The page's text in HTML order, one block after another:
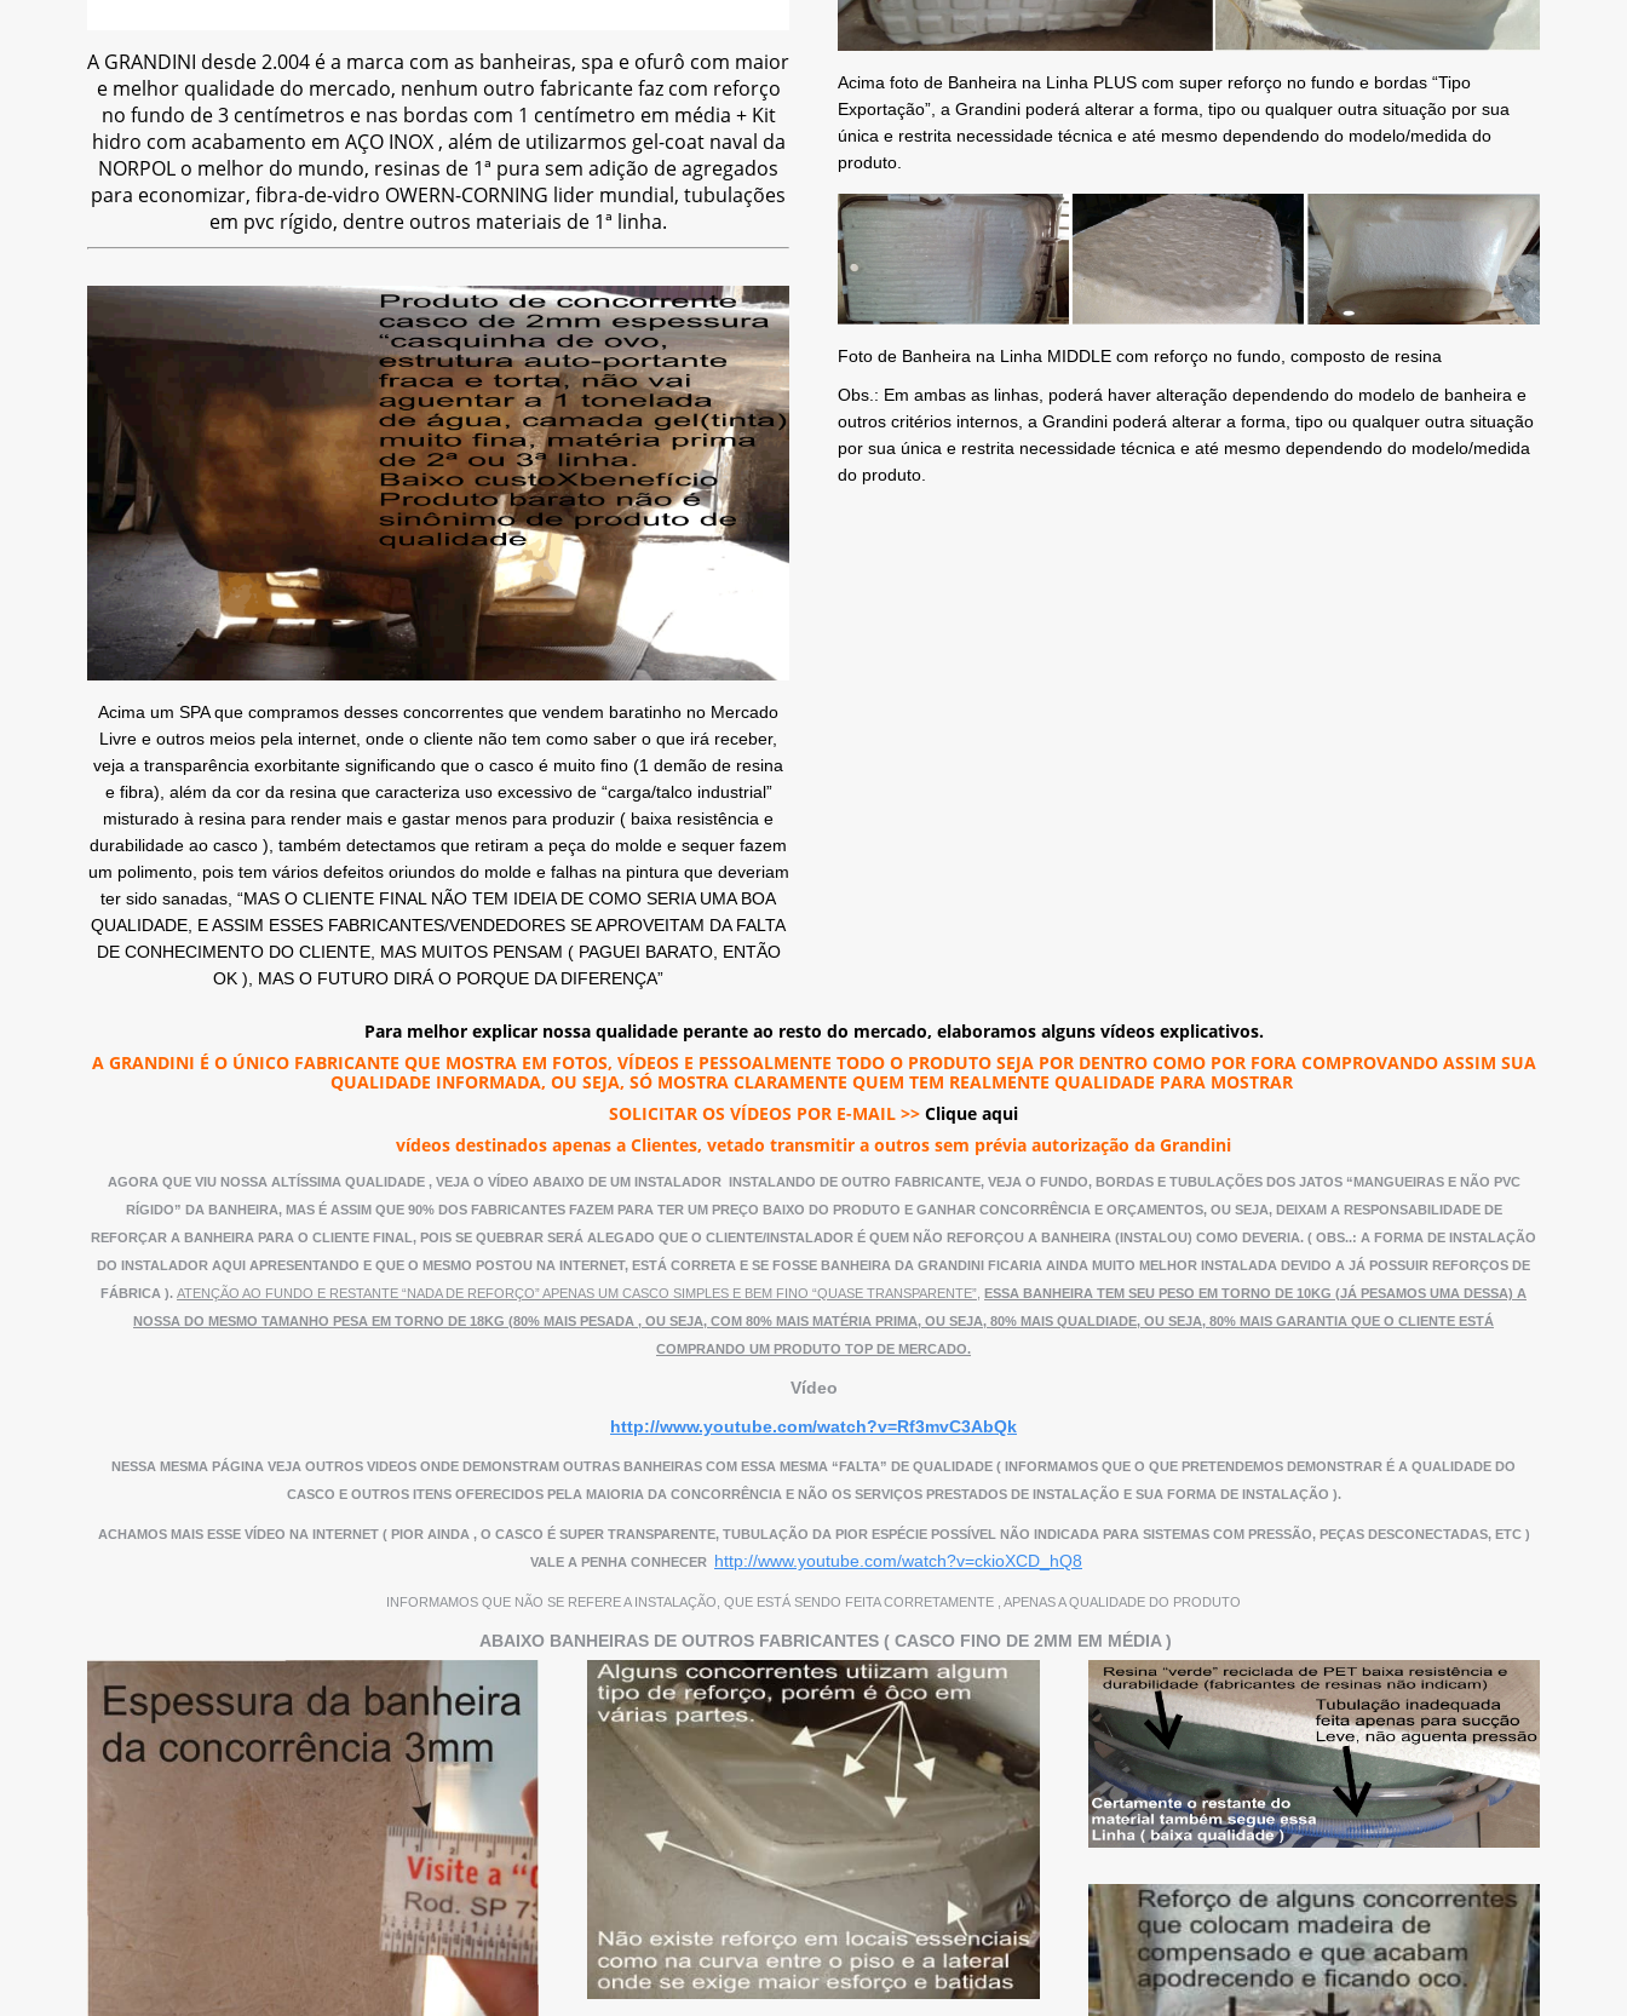
A GRANDINI desde 2.004 é a marca com as banheiras, spa e ofurô com maior
e melhor qualidade do mercado, nenhum outro fabricante faz com reforço
no fundo de 3 centímetros e nas bordas com 1 centímetro em média + Kit
hidro com acabamento em AÇO INOX , além de utilizarmos gel-coat naval da
NORPOL o melhor do mundo, resinas de 1ª pura sem adição de agregados
para economizar, fibra-de-vidro OWERN-CORNING lider mundial, tubulações
em pvc rígido, dentre outros materiais de 1ª linha.
Acima um SPA que compramos desses concorrentes que vendem baratinho no Mercado
Livre e outros meios pela internet, onde o cliente não tem como saber o que irá receber,
veja a transparência exorbitante significando que o casco é muito fino (1 demão de resina
e fibra), além da cor da resina que caracteriza uso excessivo de “carga/talco industrial”
misturado à resina para render mais e gastar menos para produzir ( baixa resistência e
durabilidade ao casco ), também detectamos que retiram a peça do molde e sequer fazem
um polimento, pois tem vários defeitos oriundos do molde e falhas na pintura que deveriam
ter sido sanadas, “MAS O CLIENTE FINAL NÃO TEM IDEIA DE COMO SERIA UMA BOA
QUALIDADE, E ASSIM ESSES FABRICANTES/VENDEDORES SE APROVEITAM DA FALTA
DE CONHECIMENTO DO CLIENTE, MAS MUITOS PENSAM ( PAGUEI BARATO, ENTÃO
OK ), MAS O FUTURO DIRÁ O PORQUE DA DIFERENÇA”
Acima foto de Banheira na Linha PLUS com super reforço no fundo e bordas “Tipo
Exportação”, a Grandini poderá alterar a forma, tipo ou qualquer outra situação por sua
única e restrita necessidade técnica e até mesmo dependendo do modelo/medida do
produto.
Foto de Banheira na Linha MIDDLE com reforço no fundo, composto de resina
Obs.: Em ambas as linhas, poderá haver alteração dependendo do modelo de banheira e
outros critérios internos, a Grandini poderá alterar a forma, tipo ou qualquer outra situação
por sua única e restrita necessidade técnica e até mesmo dependendo do modelo/medida
do produto.
Para melhor explicar nossa qualidade perante ao resto do mercado, elaboramos alguns vídeos explicativos.
A GRANDINI É O ÚNICO FABRICANTE QUE MOSTRA EM FOTOS, VÍDEOS E PESSOALMENTE TODO O PRODUTO SEJA POR DENTRO COMO POR FORA COMPROVANDO ASSIM SUA
QUALIDADE INFORMADA, OU SEJA, SÓ MOSTRA CLARAMENTE QUEM TEM REALMENTE QUALIDADE PARA MOSTRAR
SOLICITAR OS VÍDEOS POR E-MAIL >> Clique aqui
vídeos destinados apenas a Clientes, vetado transmitir a outros sem prévia autorização da Grandini
AGORA QUE VIU NOSSA ALTÍSSIMA QUALIDADE , VEJA O VÍDEO ABAIXO DE UM INSTALADOR INSTALANDO DE OUTRO FABRICANTE, VEJA O FUNDO, BORDAS E TUBULAÇÕES DOS JATOS “MANGUEIRAS E NÃO PVC
RÍGIDO” DA BANHEIRA, MAS É ASSIM QUE 90% DOS FABRICANTES FAZEM PARA TER UM PREÇO BAIXO DO PRODUTO E GANHAR CONCORRÊNCIA E ORÇAMENTOS, OU SEJA, DEIXAM A RESPONSABILIDADE DE
REFORÇAR A BANHEIRA PARA O CLIENTE FINAL, POIS SE QUEBRAR SERÁ ALEGADO QUE O CLIENTE/INSTALADOR É QUEM NÃO REFORÇOU A BANHEIRA (INSTALOU) COMO DEVERIA. ( OBS..: A FORMA DE INSTALAÇÃO
DO INSTALADOR AQUI APRESENTANDO E QUE O MESMO POSTOU NA INTERNET, ESTÁ CORRETA E SE FOSSE BANHEIRA DA GRANDINI FICARIA AINDA MUITO MELHOR INSTALADA DEVIDO A JÁ POSSUIR REFORÇOS DE
FÁBRICA ). ATENÇÃO AO FUNDO E RESTANTE “NADA DE REFORÇO” APENAS UM CASCO SIMPLES E BEM FINO “QUASE TRANSPARENTE”, ESSA BANHEIRA TEM SEU PESO EM TORNO DE 10KG (JÁ PESAMOS UMA DESSA) A
NOSSA DO MESMO TAMANHO PESA EM TORNO DE 18KG (80% MAIS PESADA , OU SEJA, COM 80% MAIS MATÉRIA PRIMA, OU SEJA, 80% MAIS QUALDIADE, OU SEJA, 80% MAIS GARANTIA QUE O CLIENTE ESTÁ
COMPRANDO UM PRODUTO TOP DE MERCADO.
Vídeo
http://www.youtube.com/watch?v=Rf3mvC3AbQk
NESSA MESMA PÁGINA VEJA OUTROS VIDEOS ONDE DEMONSTRAM OUTRAS BANHEIRAS COM ESSA MESMA “FALTA” DE QUALIDADE ( INFORMAMOS QUE O QUE PRETENDEMOS DEMONSTRAR É A QUALIDADE DO
CASCO E OUTROS ITENS OFERECIDOS PELA MAIORIA DA CONCORRÊNCIA E NÃO OS SERVIÇOS PRESTADOS DE INSTALAÇÃO E SUA FORMA DE INSTALAÇÃO ).
ACHAMOS MAIS ESSE VÍDEO NA INTERNET ( PIOR AINDA , O CASCO É SUPER TRANSPARENTE, TUBULAÇÃO DA PIOR ESPÉCIE POSSÍVEL NÃO INDICADA PARA SISTEMAS COM PRESSÃO, PEÇAS DESCONECTADAS, ETC )
VALE A PENHA CONHECER http://www.youtube.com/watch?v=ckioXCD_hQ8
INFORMAMOS QUE NÃO SE REFERE A INSTALAÇÃO, QUE ESTÁ SENDO FEITA CORRETAMENTE , APENAS A QUALIDADE DO PRODUTO
ABAIXO BANHEIRAS DE OUTROS FABRICANTES ( CASCO FINO DE 2MM EM MÉDIA )